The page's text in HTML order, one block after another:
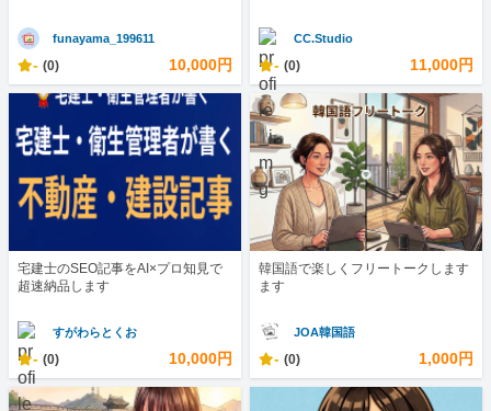
funayama_199611
- (0) 10,000円
CC.Studio
- (0) 11,000円
宅建士のSEO記事をAI×プロ知見で
超速納品します
すがわらとくお
- (0) 10,000円
韓国語で楽しくフリートークします
ます
JOA韓国語
- (0) 1,000円